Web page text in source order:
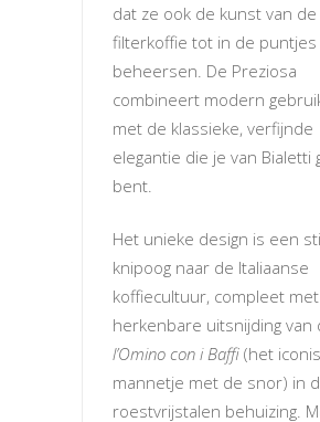
dat ze ook de kunst van de
filterkoffie tot in de puntjes
beheersen. De Preziosa
combineert modern
met de klassieke, verfijnde
elegantie die je van Bialetti
bent.
Het unieke design is een
knipoog naar de Italiaanse
koffiecultuur, compleet
herkenbare uitsnijding van
l’Omino con i Baffi (het
mannetje met de snor) in
roestvrijstalen behuizing.